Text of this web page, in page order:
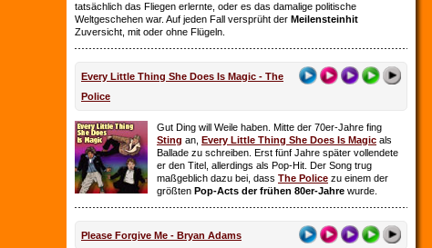
tatsächlich das Fliegen erlernte, oder es das damalige politische
Weltgeschehen war. Auf jeden Fall versprüht der Meilensteinhit
Zuversicht, mit oder ohne Flügeln.
Every Little Thing She Does Is Magic - The
Police
Gut Ding will Weile haben. Mitte der 70er-Jahre fing
Sting an, Every Little Thing She Does Is Magic als
Ballade zu schreiben. Erst fünf Jahre später vollendete
er den Titel, allerdings als Pop-Hit. Der Song trug
maßgeblich dazu bei, dass The Police zu einem der
größten Pop-Acts der frühen 80er-Jahre wurde.
Please Forgive Me - Bryan Adams